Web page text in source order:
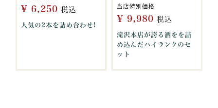
¥ 6,250 税込
人気の2本を詰め合わせ!
当店特別価格
¥ 9,980 税込
滝沢本店が誇る酒をを詰
め込んだハイランクのセ
ット